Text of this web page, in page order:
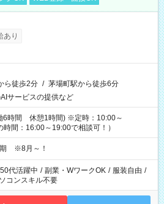
あり
ら徒歩2分 / 茅場町駅から徒歩6分
サービスの提供など
6時間 休憩1時間) ※定時：10:00～
間：16:00～19:00で相談可！）
期 ※8月～！
代活躍中 / 副業・WワークOK / 服装自由 /
コンスキル不要